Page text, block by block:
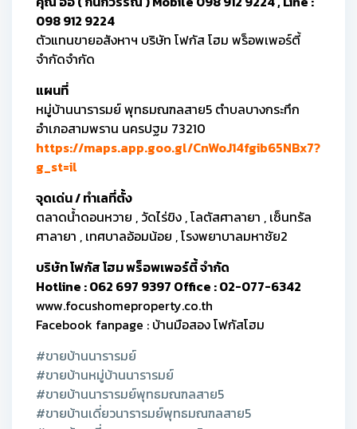
098 912 9224
ตัวแทนขายอสังหาฯ บริษัท โฟกัส โฮม พร็อพเพอร์ตี้
จำกัดจำกัด
แผนที่
หมู่บ้านนารารมย์ พุทธมณฑลสาย5 ตำบลบางกระทึก
อำเภอสามพราน นครปฐม 73210
https://maps.app.goo.gl/CnWoJ14fgib65NBx7?
g_st=il
จุดเด่น / ทำเลที่ตั้ง
ตลาดน้ำดอนหวาย , วัดไร่ขิง , โลตัสศาลายา , เซ็นทรัล
ศาลายา , เทศบาลอ้อมน้อย , โรงพยาบาลมหาชัย2
บริษัท โฟกัส โฮม พร็อพเพอร์ตี้ จำกัด
Hotline : 062 697 9397 Office : 02-077-6342
www.focushomeproperty.co.th
Facebook fanpage : บ้านมือสอง โฟกัสโฮม
#ขายบ้านนารารมย์
#ขายบ้านหมู่บ้านนารารมย์
#ขายบ้านนารารมย์พุทธมณฑลสาย5
#ขายบ้านเดี่ยวนารารมย์พุทธมณฑลสาย5